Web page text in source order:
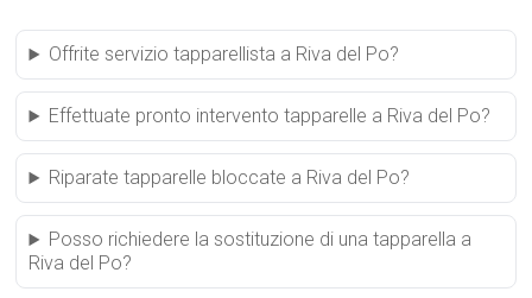
Offrite servizio tapparellista a Riva del Po?
Effettuate pronto intervento tapparelle a Riva del Po?
Riparate tapparelle bloccate a Riva del Po?
Posso richiedere la sostituzione di una tapparella a
Riva del Po?